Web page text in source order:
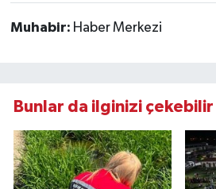
Muhabir: Haber Merkezi
Bunlar da ilginizi çekebilir